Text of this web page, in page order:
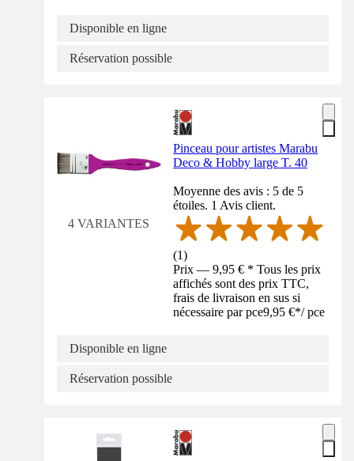
Disponible en ligne
Réservation possible
4 VARIANTES
Pinceau pour artistes Marabu
Deco & Hobby large T. 40
Moyenne des avis : 5 de 5
étoiles. 1 Avis client.
(1)
Prix — 9,95 € * Tous les prix
affichés sont des prix TTC,
frais de livraison en sus si
nécessaire par pce9,95 €*/ pce
Disponible en ligne
Réservation possible